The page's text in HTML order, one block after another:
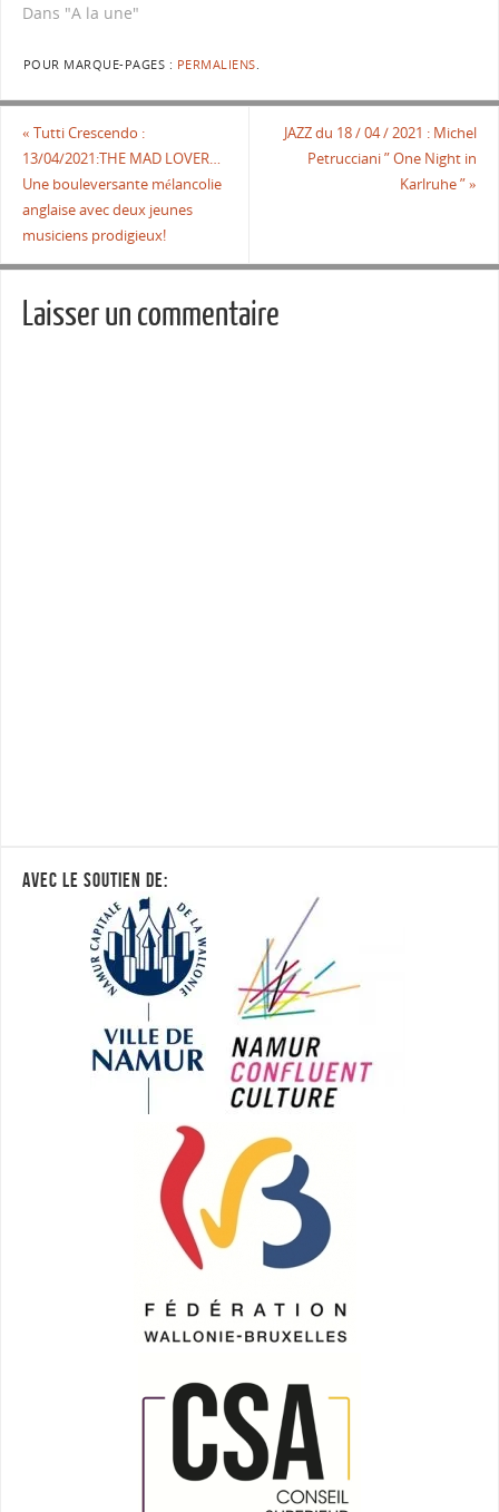
Dans "A la une"
POUR MARQUE-PAGES : PERMALIENS.
« Tutti Crescendo :
13/04/2021:THE MAD LOVER…
Une bouleversante mélancolie
anglaise avec deux jeunes
musiciens prodigieux!
JAZZ du 18 / 04 / 2021 : Michel
Petrucciani ” One Night in
Karlruhe ”»
Laisser un commentaire
AVEC LE SOUTIEN DE: